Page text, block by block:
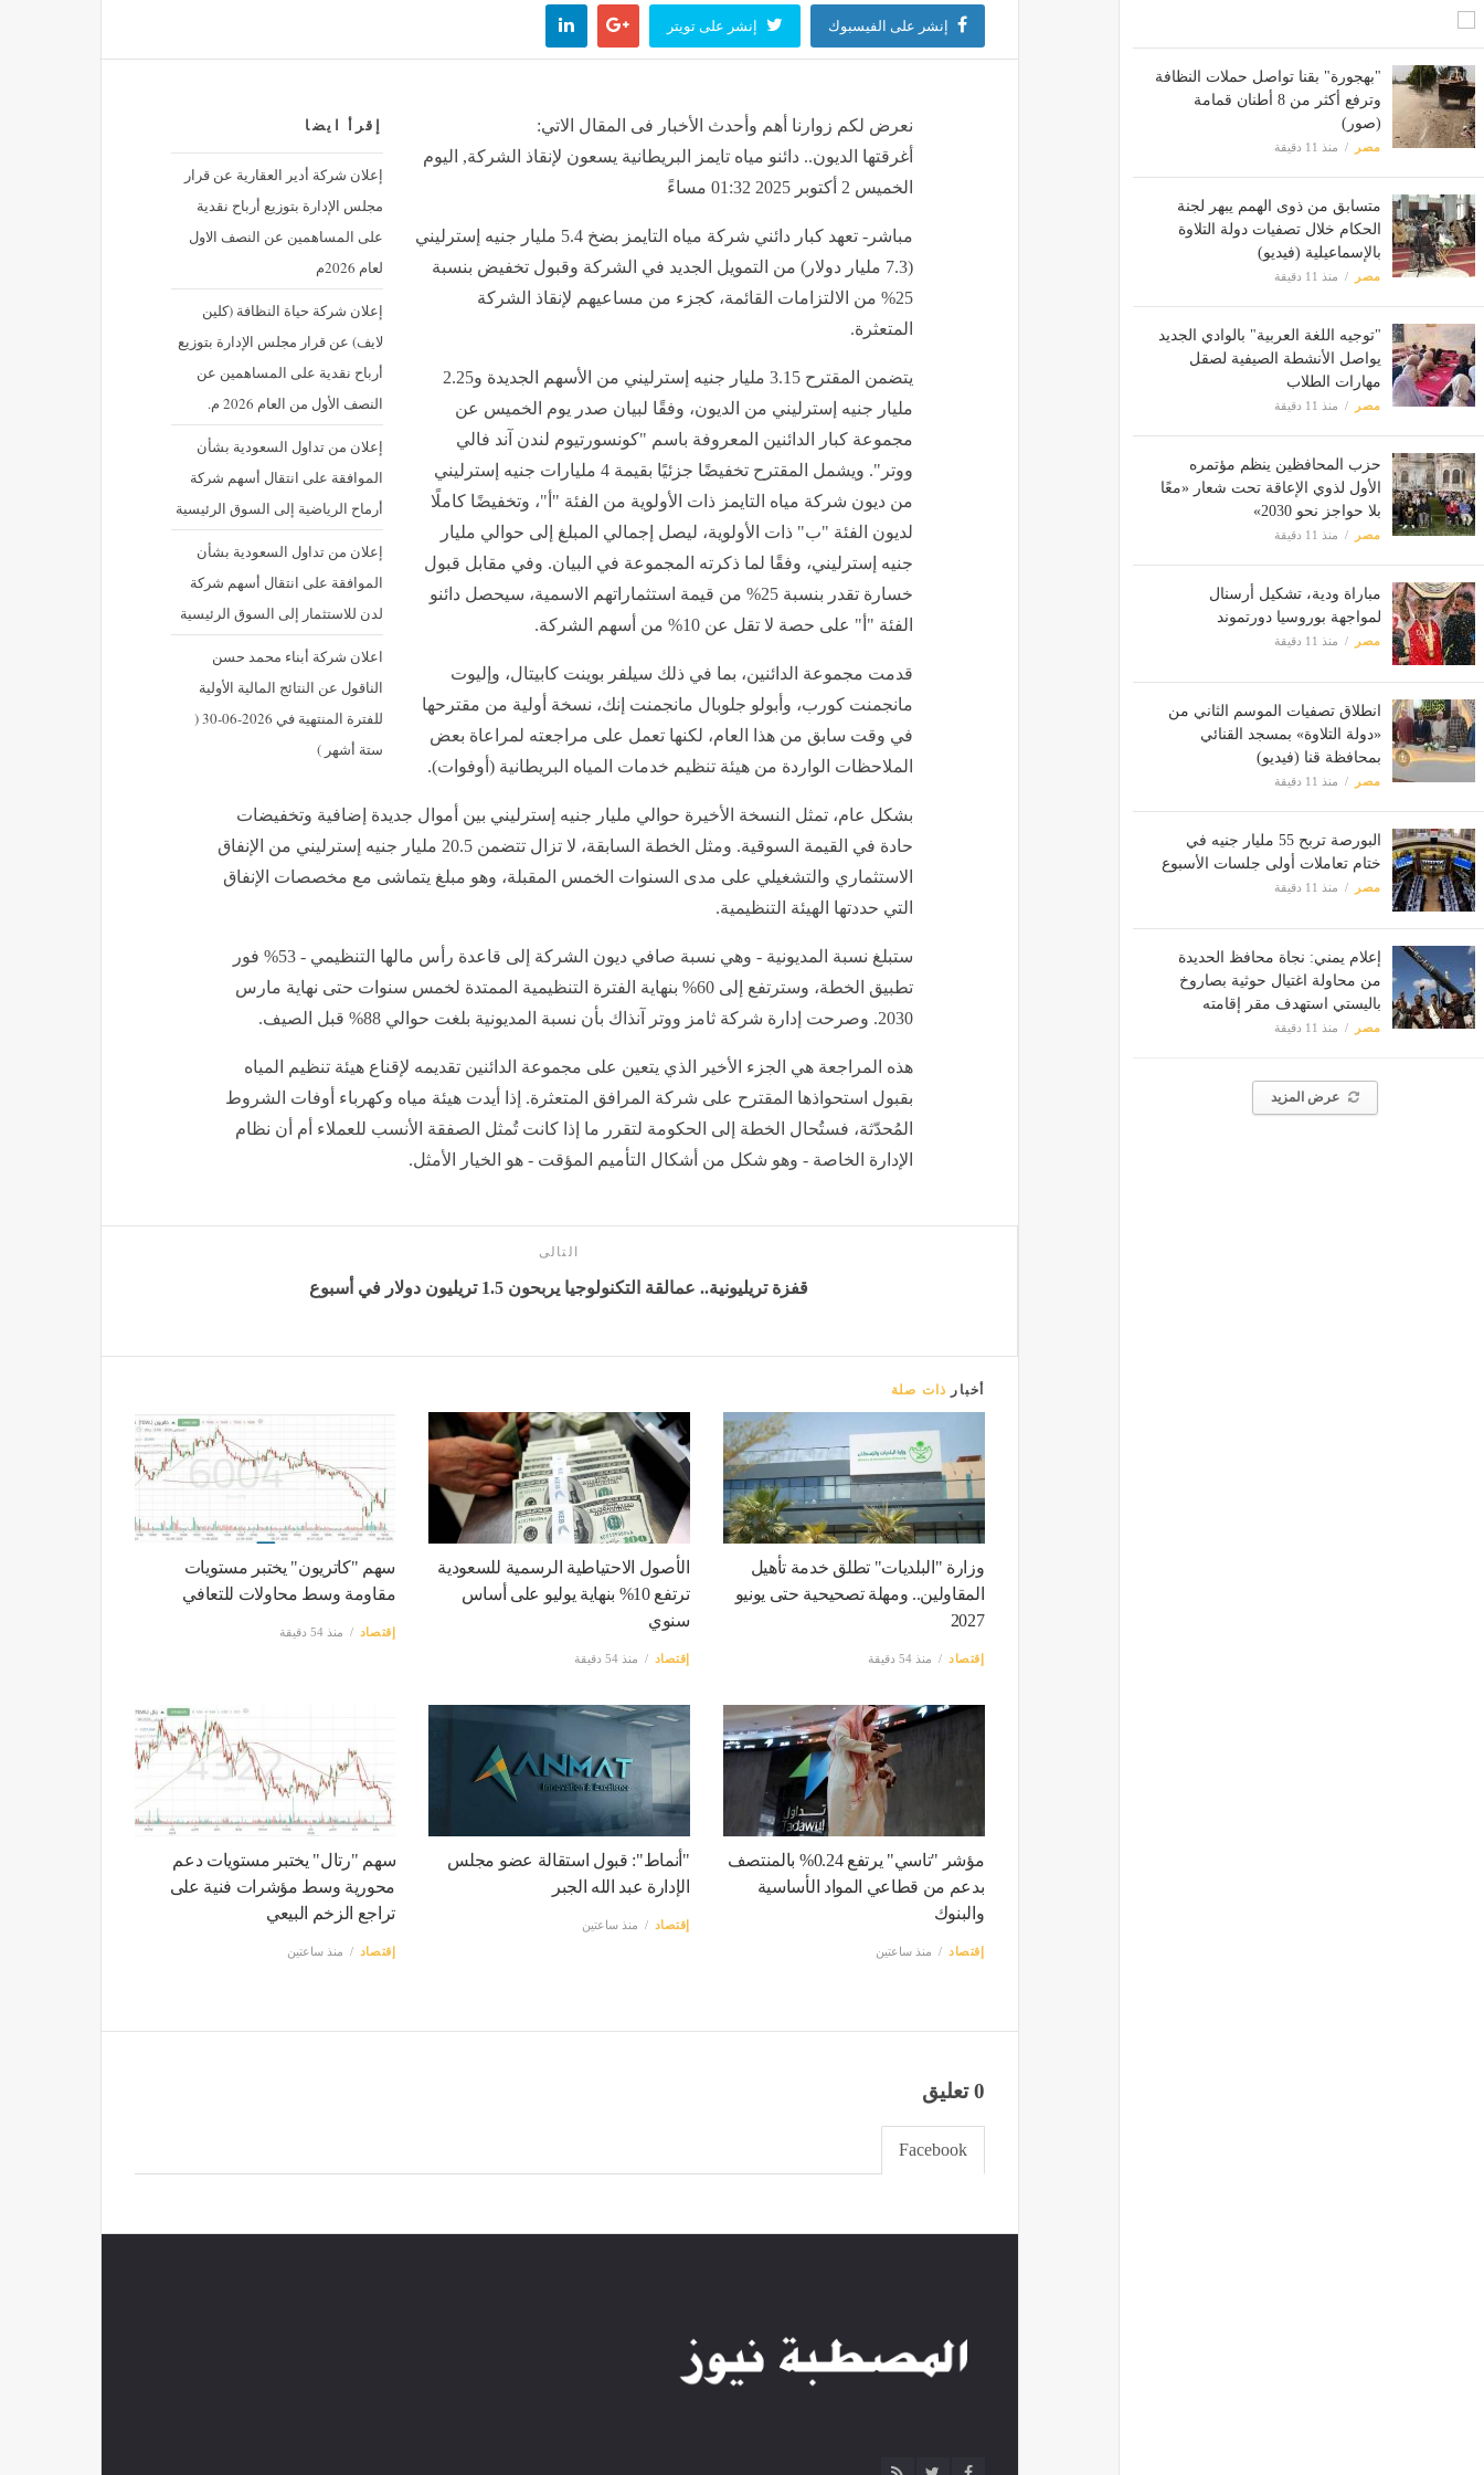
"بهجورة" بقنا تواصل حملات النظافة
وترفع أكثر من 8 أطنان قمامة
(صور)
مصر منذ 11 دقيقة
متسابق من ذوى الهمم يبهر لجنة
الحكام خلال تصفيات دولة التلاوة
بالإسماعيلية (فيديو)
مصر منذ 11 دقيقة
"توجيه اللغة العربية" بالوادي الجديد
يواصل الأنشطة الصيفية لصقل
مهارات الطلاب
مصر منذ 11 دقيقة
حزب المحافظين ينظم مؤتمره
الأول لذوي الإعاقة تحت شعار «معًا
بلا حواجز نحو 2030»
مصر منذ 11 دقيقة
مباراة ودية، تشكيل أرسنال
لمواجهة بوروسيا دورتموند
مصر منذ 11 دقيقة
انطلاق تصفيات الموسم الثاني من
«دولة التلاوة» بمسجد القنائي
بمحافظة قنا (فيديو)
مصر منذ 11 دقيقة
البورصة تربح 55 مليار جنيه في
ختام تعاملات أولى جلسات الأسبوع
مصر منذ 11 دقيقة
إعلام يمني: نجاة محافظ الحديدة
من محاولة اغتيال حوثية بصاروخ
باليستي استهدف مقر إقامته
مصر منذ 11 دقيقة
عرض المزيد
إنشر على الفيسبوك إنشر على تويتر
إقرأ ايضا
إعلان شركة أدير العقارية عن قرار
مجلس الإدارة بتوزيع أرباح نقدية
على المساهمين عن النصف الاول
لعام 2026م
إعلان شركة حياة النظافة (كلين
لايف) عن قرار مجلس الإدارة بتوزيع
أرباح نقدية على المساهمين عن
النصف الأول من العام 2026 م.
إعلان من تداول السعودية بشأن
الموافقة على انتقال أسهم شركة
أرماح الرياضية إلى السوق الرئيسية
إعلان من تداول السعودية بشأن
الموافقة على انتقال أسهم شركة
لدن للاستثمار إلى السوق الرئيسية
اعلان شركة أبناء محمد حسن
الناقول عن النتائج المالية الأولية
للفترة المنتهية في 2026-06-30 (
ستة أشهر )
نعرض لكم زوارنا أهم وأحدث الأخبار فى المقال الاتي:
أغرقتها الديون.. دائنو مياه تايمز البريطانية يسعون لإنقاذ الشركة, اليوم
الخميس 2 أكتوبر 2025 01:32 مساءً
مباشر- تعهد كبار دائني شركة مياه التايمز بضخ 5.4 مليار جنيه إسترليني
(7.3 مليار دولار) من التمويل الجديد في الشركة وقبول تخفيض بنسبة
25% من الالتزامات القائمة، كجزء من مساعيهم لإنقاذ الشركة
المتعثرة.
يتضمن المقترح 3.15 مليار جنيه إسترليني من الأسهم الجديدة و2.25
مليار جنيه إسترليني من الديون، وفقًا لبيان صدر يوم الخميس عن
مجموعة كبار الدائنين المعروفة باسم "كونسورتيوم لندن آند فالي
ووتر". ويشمل المقترح تخفيضًا جزئيًا بقيمة 4 مليارات جنيه إسترليني
من ديون شركة مياه التايمز ذات الأولوية من الفئة "أ"، وتخفيضًا كاملًا
لديون الفئة "ب" ذات الأولوية، ليصل إجمالي المبلغ إلى حوالي مليار
جنيه إسترليني، وفقًا لما ذكرته المجموعة في البيان. وفي مقابل قبول
خسارة تقدر بنسبة 25% من قيمة استثماراتهم الاسمية، سيحصل دائنو
الفئة "أ" على حصة لا تقل عن 10% من أسهم الشركة.
قدمت مجموعة الدائنين، بما في ذلك سيلفر بوينت كابيتال، وإليوت
مانجمنت كورب، وأبولو جلوبال مانجمنت إنك، نسخة أولية من مقترحها
في وقت سابق من هذا العام، لكنها تعمل على مراجعته لمراعاة بعض
الملاحظات الواردة من هيئة تنظيم خدمات المياه البريطانية (أوفوات).
بشكل عام، تمثل النسخة الأخيرة حوالي مليار جنيه إسترليني بين أموال جديدة إضافية وتخفيضات
حادة في القيمة السوقية. ومثل الخطة السابقة، لا تزال تتضمن 20.5 مليار جنيه إسترليني من الإنفاق
الاستثماري والتشغيلي على مدى السنوات الخمس المقبلة، وهو مبلغ يتماشى مع مخصصات الإنفاق
التي حددتها الهيئة التنظيمية.
ستبلغ نسبة المديونية - وهي نسبة صافي ديون الشركة إلى قاعدة رأس مالها التنظيمي - 53% فور
تطبيق الخطة، وسترتفع إلى 60% بنهاية الفترة التنظيمية الممتدة لخمس سنوات حتى نهاية مارس
2030. وصرحت إدارة شركة ثامز ووتر آنذاك بأن نسبة المديونية بلغت حوالي 88% قبل الصيف.
هذه المراجعة هي الجزء الأخير الذي يتعين على مجموعة الدائنين تقديمه لإقناع هيئة تنظيم المياه
بقبول استحواذها المقترح على شركة المرافق المتعثرة. إذا أيدت هيئة مياه وكهرباء أوفات الشروط
المُحدّثة، فستُحال الخطة إلى الحكومة لتقرر ما إذا كانت تُمثل الصفقة الأنسب للعملاء أم أن نظام
الإدارة الخاصة - وهو شكل من أشكال التأميم المؤقت - هو الخيار الأمثل.
التالى
قفزة تريليونية.. عمالقة التكنولوجيا يربحون 1.5 تريليون دولار في أسبوع
أخبار ذات صلة
وزارة "البلديات" تطلق خدمة تأهيل
المقاولين.. ومهلة تصحيحية حتى يونيو
2027
إقتصاد منذ 54 دقيقة
الأصول الاحتياطية الرسمية للسعودية
ترتفع 10% بنهاية يوليو على أساس
سنوي
إقتصاد منذ 54 دقيقة
سهم "كاتريون" يختبر مستويات
مقاومة وسط محاولات للتعافي
إقتصاد منذ 54 دقيقة
مؤشر "تاسي" يرتفع 0.24% بالمنتصف
بدعم من قطاعي المواد الأساسية
والبنوك
إقتصاد منذ ساعتين
"أنماط": قبول استقالة عضو مجلس
الإدارة عبد الله الجبر
إقتصاد منذ ساعتين
سهم "رتال" يختبر مستويات دعم
محورية وسط مؤشرات فنية على
تراجع الزخم البيعي
إقتصاد منذ ساعتين
0 تعليق
Facebook